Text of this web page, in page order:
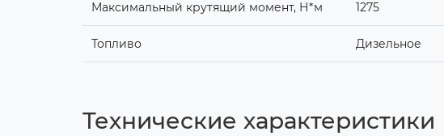
Максимальный крутящий момент, Н*м 1275
Топливо Дизельное
Технические